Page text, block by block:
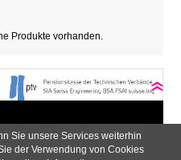
Produkte vorhanden.
Sie unsere Services weiterhin
der Verwendung von Cookies